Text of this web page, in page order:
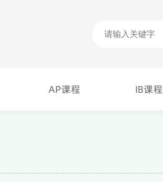
AP课程
IB课程